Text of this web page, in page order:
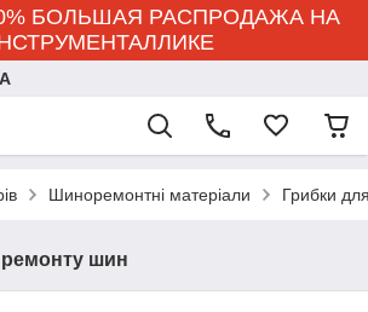
БОЛЬШАЯ РАСПРОДАЖА НА
Шиноремонтні матеріали Грибки
ремонту шин